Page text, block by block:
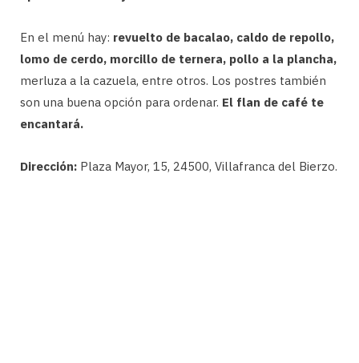
En el menú hay: revuelto de bacalao, caldo de repollo,
lomo de cerdo, morcillo de ternera, pollo a la plancha,
merluza a la cazuela, entre otros. Los postres también
son una buena opción para ordenar. El flan de café te
encantará.
Dirección: Plaza Mayor, 15, 24500, Villafranca del Bierzo.